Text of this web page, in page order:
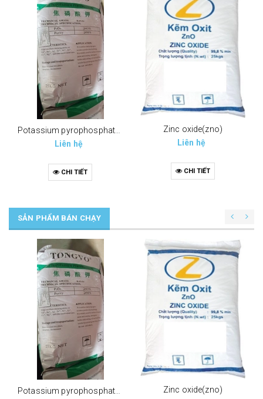
Liên hệ
CHI TIẾT
Zinc oxide(zno)
Liên hệ
CHI TIẾT
SẢN PHẨM BÁN CHẠY
Zinc oxide(zno)